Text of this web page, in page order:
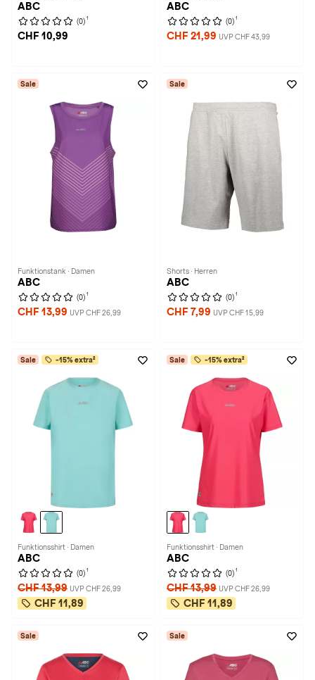
ABC
(0) 1
CHF 10,99
ABC
(0) 1
CHF 21,99 UVP CHF 43,99
Sale
Funktionstank · Damen
ABC
(0) 1
CHF 13,99 UVP CHF 26,99
Sale
Shorts · Herren
ABC
(0) 1
CHF 7,99 UVP CHF 15,99
Sale -15% extra²
Funktionsshirt · Damen
ABC
(0) 1
CHF 13,99 UVP CHF 26,99
CHF 11,89
Sale -15% extra²
Funktionsshirt · Damen
ABC
(0) 1
CHF 13,99 UVP CHF 26,99
CHF 11,89
Sale Sale